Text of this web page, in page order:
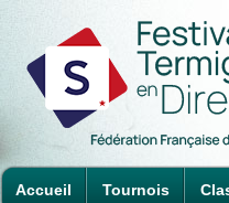
Accueil Tournois